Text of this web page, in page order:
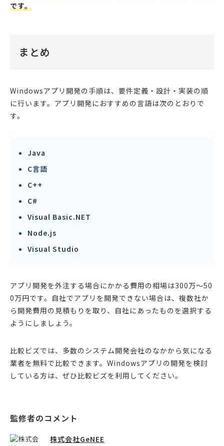
です。
まとめ
Windowsアプリ開発の手順は、要件定義・設計・実装の順
に行います。アプリ開発におすすめの言語は次のとおりで
す。
Java
C言語
C++
C#
Visual Basic.NET
Node.js
Visual Studio
アプリ開発を外注する場合にかかる費用の相場は300万〜50
0万円です。自社でアプリを開発できない場合は、複数社か
ら開発費用の見積もりを取り、自社にあったものを選択する
ようにしましょう。
比較ビズでは、多数のシステム開発会社のなかから気になる
業者を無料で比較できます。Windowsアプリの開発を検討
している方は、ぜひ比較ビズを利用してください。
株式会社GeNEE